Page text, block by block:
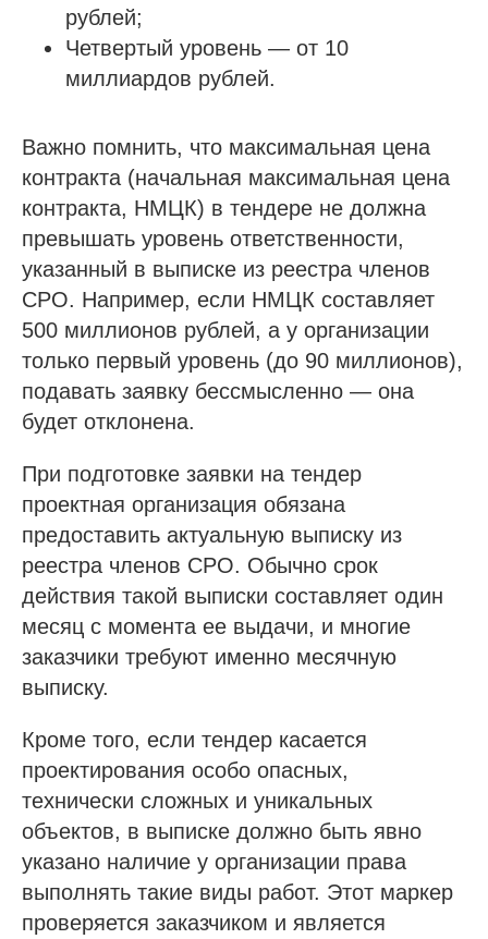
рублей;
Четвертый уровень — от 10
миллиардов рублей.
Важно помнить, что максимальная цена
контракта (начальная максимальная цена
контракта, НМЦК) в тендере не должна
превышать уровень ответственности,
указанный в выписке из реестра членов
СРО. Например, если НМЦК составляет
500 миллионов рублей, а у организации
только первый уровень (до 90 миллионов),
подавать заявку бессмысленно — она
будет отклонена.
При подготовке заявки на тендер
проектная организация обязана
предоставить актуальную выписку из
реестра членов СРО. Обычно срок
действия такой выписки составляет один
месяц с момента ее выдачи, и многие
заказчики требуют именно месячную
выписку.
Кроме того, если тендер касается
проектирования особо опасных,
технически сложных и уникальных
объектов, в выписке должно быть явно
указано наличие у организации права
выполнять такие виды работ. Этот маркер
проверяется заказчиком и является